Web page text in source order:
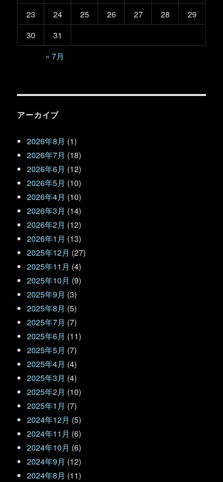
23 24 25 26 27 28
29
30
31
« 7月
アーカイブ
2026年8月 (1)
2026年7月 (18)
2026年6月 (12)
2026年5月 (10)
2026年4月 (10)
2026年3月 (14)
2026年2月 (12)
2026年1月 (13)
2025年12月 (27)
2025年11月 (4)
2025年10月 (9)
2025年9月 (3)
2025年8月 (5)
2025年7月 (7)
2025年6月 (11)
2025年5月 (7)
2025年4月 (4)
2025年3月 (4)
2025年2月 (10)
2025年1月 (7)
2024年12月 (5)
2024年11月 (6)
2024年10月 (6)
2024年9月 (12)
2024年8月 (11)